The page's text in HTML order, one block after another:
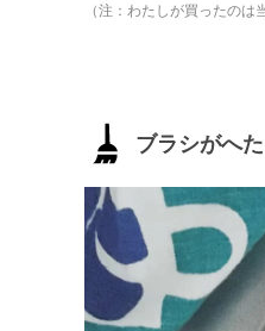
（注：わたしが買ったのは
ブラシがへ